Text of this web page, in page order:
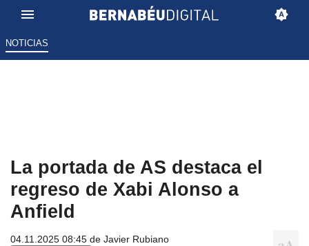
NOTICIAS
La portada de AS destaca el
regreso de Xabi Alonso a
Anfield
04.11.2025 08:45 de Javier Rubiano